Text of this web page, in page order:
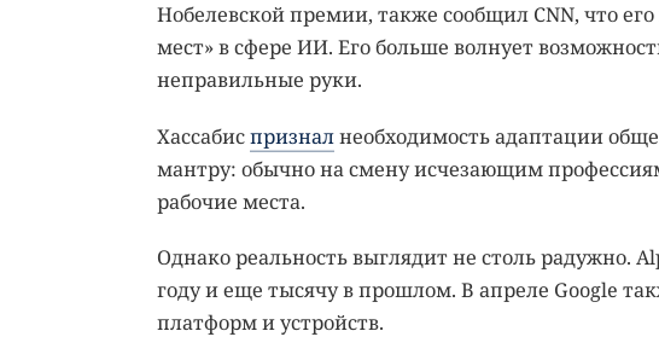
Нобелевской премии, также сообщил CNN, что
мест» в сфере ИИ. Его больше волнует
неправильные руки.
Хассабиспризналнеобходимость адаптации
мантру: обычно на смену исчезающим
рабочие места.
Однако реальность выглядит не столь радужно.
году и еще тысячу в прошлом. В апреле Google
платформ и устройств.